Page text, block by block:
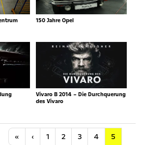
150 Jahre Opel
Vivaro B 2014 – Die Durchquerung
des Vivaro
«Anfang
‹Vorherige
1 2 3 4 5